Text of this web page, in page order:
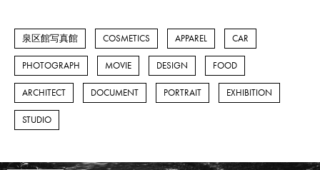
泉区館写真館 COSMETICS APPAREL CAR
PHOTOGRAPH MOVIE DESIGN FOOD
ARCHITECT DOCUMENT PORTRAIT EXHIBITION
STUDIO